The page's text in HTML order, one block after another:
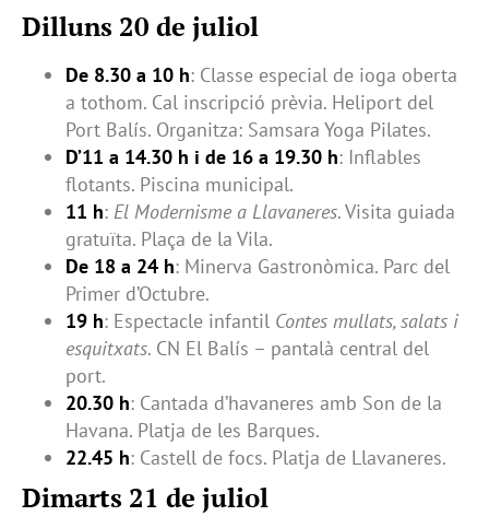
Dilluns 20 de juliol
De 8.30 a 10 h: Classe especial de ioga oberta
a tothom. Cal inscripció prèvia. Heliport del
Port Balís. Organitza: Samsara Yoga Pilates.
D’11 a 14.30 h i de 16 a 19.30 h: Inflables
flotants. Piscina municipal.
11 h: El Modernisme a Llavaneres. Visita guiada
gratuïta. Plaça de la Vila.
De 18 a 24 h: Minerva Gastronòmica. Parc del
Primer d’Octubre.
19 h: Espectacle infantil Contes mullats, salats i
esquitxats. CN El Balís – pantalà central del
port.
20.30 h: Cantada d’havaneres amb Son de la
Havana. Platja de les Barques.
22.45 h: Castell de focs. Platja de Llavaneres.
Dimarts 21 de juliol